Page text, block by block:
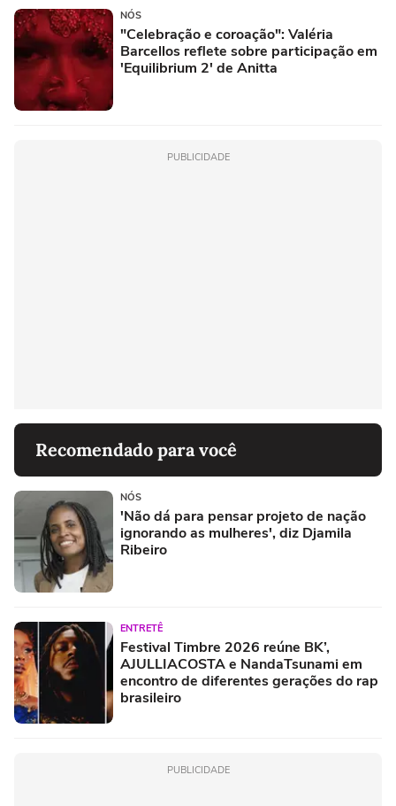
NÓS
"Celebração e coroação": Valéria
Barcellos reflete sobre participação em
'Equilibrium 2' de Anitta
PUBLICIDADE
Recomendado para você
NÓS
'Não dá para pensar projeto de nação
ignorando as mulheres', diz Djamila
Ribeiro
ENTRETÊ
Festival Timbre 2026 reúne BK’,
AJULLIACOSTA e NandaTsunami em
encontro de diferentes gerações do rap
brasileiro
PUBLICIDADE